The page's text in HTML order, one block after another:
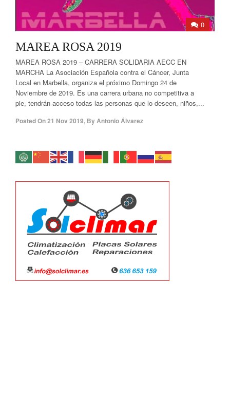
0
MAREA ROSA 2019
MAREA ROSA 2019 – CARRERA SOLIDARIA AECC EN
MARCHA La Asociación Española contra el Cáncer, Junta
Local en Marbella, organiza el próximo Domingo 24 de
Noviembre de 2019. Es una carrera urbana no competitiva a
pie, tendrán acceso todas las personas que lo deseen, niños,...
Posted On21 Nov 2019, ByAntonio Álvarez